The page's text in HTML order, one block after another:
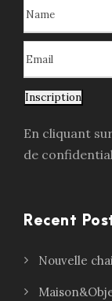
Inscription
En cliquant
de
Recent
Nouvelle